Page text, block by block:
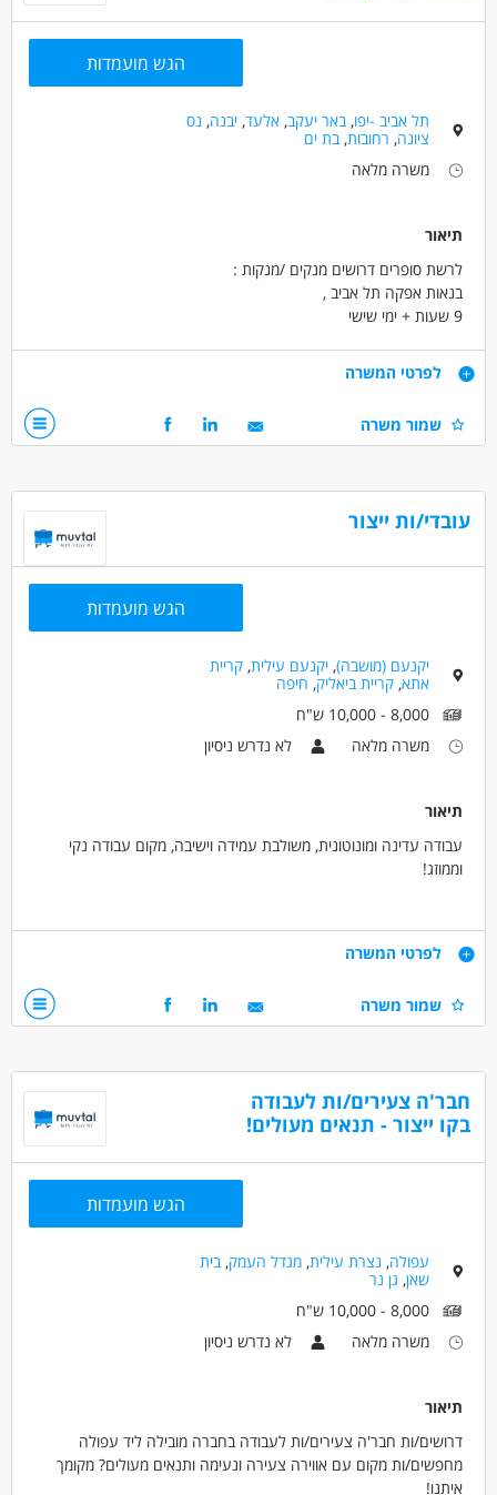
הגש מועמדות
תל אביב -יפו,באר יעקב,אלעד,יבנה, נס
ציונה, רחובות,בת ים
משרה מלאה
תיאור
לרשת סופרים דרושים מנקים /מנקות :
בנאות אפקה תל אביב ,
9 שעות + ימי שישי
דרישות
באזור תל אביב
כללי /ללא הכשרה - מנקה
מאפייני משרה
משרה מלאה
לפרטי המשרה
שמור משרה
עובדי/ות ייצור
הגש מועמדות
יקנעם (מושבה),יקנעם עילית,קריית
אתא,קריית ביאליק, חיפה
8,000 - 10,000 ש"ח
משרה מלאה
לא נדרש ניסיון
תיאור
עבודה עדינה ומונוטונית, משולבת עמידה וישיבה, מקום עבודה נקי
וממוזג!
מוכר כעבודה מועדפת לחיילים/ות משוחררים/ות !
שכר התחלתי: 38 ש"ח + בונוסים על ביצועים!
קליטה ישירה לחברה!
תנאים סוציאליים - מתנות בחגים, קרן פנסיה, ימי חופשה ומחלה ועוד'...
דרישות
יכולת עבודה בצוות - חובה
מכונות, ייצור ותעשיה - עובדי ייצור
כללי /ללא הכשרה - אריזה
עבודה ללא ניסיון
משרה מלאה
עבודת משמרות
בני 50 פלוס
בני 40 פלוס חיילים משוחררים
לפרטי המשרה
שמור משרה
חבר'ה צעירים/ות לעבודה
בקו ייצור - תנאים מעולים!
הגש מועמדות
עפולה, נצרת עילית,מגדל העמק,בית
שאן, גן נר
8,000 - 10,000 ש"ח
משרה מלאה
לא נדרש ניסיון
תיאור
דרושים/ות חבר'ה צעירים/ות לעבודה בחברה מובילה ליד עפולה
מחפשים/ות מקום עם אווירה צעירה ונעימה ותנאים מעולים? מקומך
איתנו!